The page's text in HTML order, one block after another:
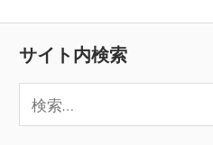
ビ
ゲ
ー
稿:
サイト内検索
索: